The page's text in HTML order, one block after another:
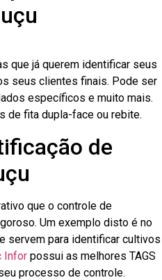
que já querem identificar seus
seus clientes finais. Pode ser
específicos e muito mais.
de fita dupla-face ou rebite.
de
que o controle de
Um exemplo disto é no
servem para identificar cultivos
Infor possui as melhores TAGS
processo de controle.